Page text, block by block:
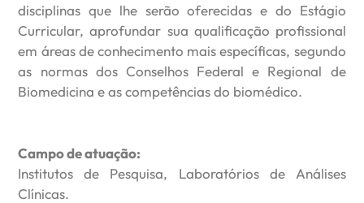
disciplinas que lhe serão oferecidas e do Estágio
Curricular, aprofundar sua qualificação profissional
em áreas de conhecimento mais específicas, segundo
as normas dos Conselhos Federal e Regional de
Biomedicina e as competências do biomédico.
Campo de atuação:
Institutos de Pesquisa, Laboratórios de Análises
Clínicas.